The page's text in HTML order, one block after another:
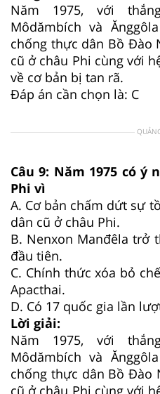
Năm 1975, với
Môdămbích và
chống thực dân Bồ Đào
cũ ở châu Phi cùng với
về cơ bản bị tan rã.
Đáp án cần chọn là: C
Câu 9: Năm 1975 có ý
Phi vì
A. Cơ bản chấm dứt sự
dân cũ ở châu Phi.
B. Nenxon Manđêla trở
đầu tiên.
C. Chính thức xóa bỏ
Apacthai.
D. Có 17 quốc gia lần
Lời giải:
Năm 1975, với
Môdămbích và
chống thực dân Bồ Đào
cũ ở châu Phi cùng với